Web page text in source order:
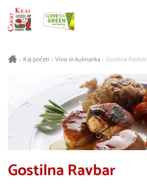
> Kaj početi > Vino in kulinarika>Gostilna Ravbar
Gostilna Ravbar